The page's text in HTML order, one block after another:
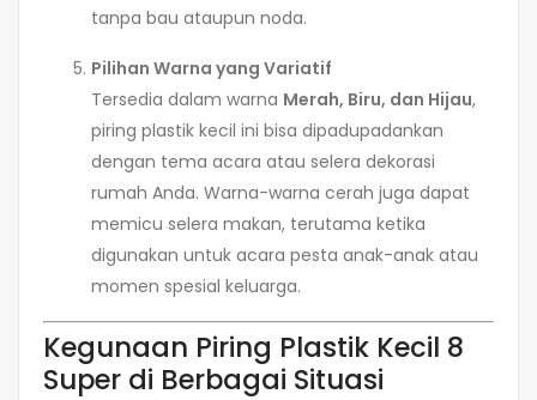
tanpa bau ataupun noda.
Pilihan Warna yang Variatif
Tersedia dalam warna Merah, Biru, dan Hijau,
piring plastik kecil ini bisa dipadupadankan
dengan tema acara atau selera dekorasi
rumah Anda. Warna-warna cerah juga dapat
memicu selera makan, terutama ketika
digunakan untuk acara pesta anak-anak atau
momen spesial keluarga.
Kegunaan Piring Plastik Kecil 8
Super di Berbagai Situasi